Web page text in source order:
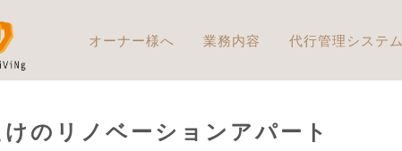
オーナー様へ 業務内容 代行管理システム
のリノベーションアパート